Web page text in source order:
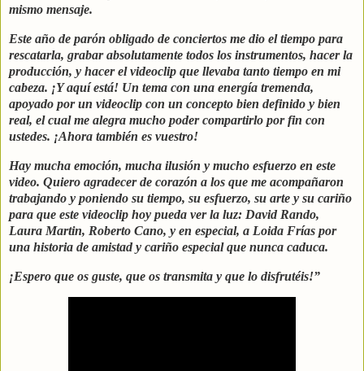
mismo mensaje.
Este año de parón obligado de conciertos me dio el tiempo para
rescatarla, grabar absolutamente todos los instrumentos, hacer la
producción, y hacer el videoclip que llevaba tanto tiempo en mi
cabeza. ¡Y aquí está! Un tema con una energía tremenda,
apoyado por un videoclip con un concepto bien definido y bien
real, el cual me alegra mucho poder compartirlo por fin con
ustedes. ¡Ahora también es vuestro!
Hay mucha emoción, mucha ilusión y mucho esfuerzo en este
video. Quiero agradecer de corazón a los que me acompañaron
trabajando y poniendo su tiempo, su esfuerzo, su arte y su cariño
para que este videoclip hoy pueda ver la luz: David Rando,
Laura Martin, Roberto Cano, y en especial, a Loida Frías por
una historia de amistad y cariño especial que nunca caduca.
¡Espero que os guste, que os transmita y que lo disfrutéis!”